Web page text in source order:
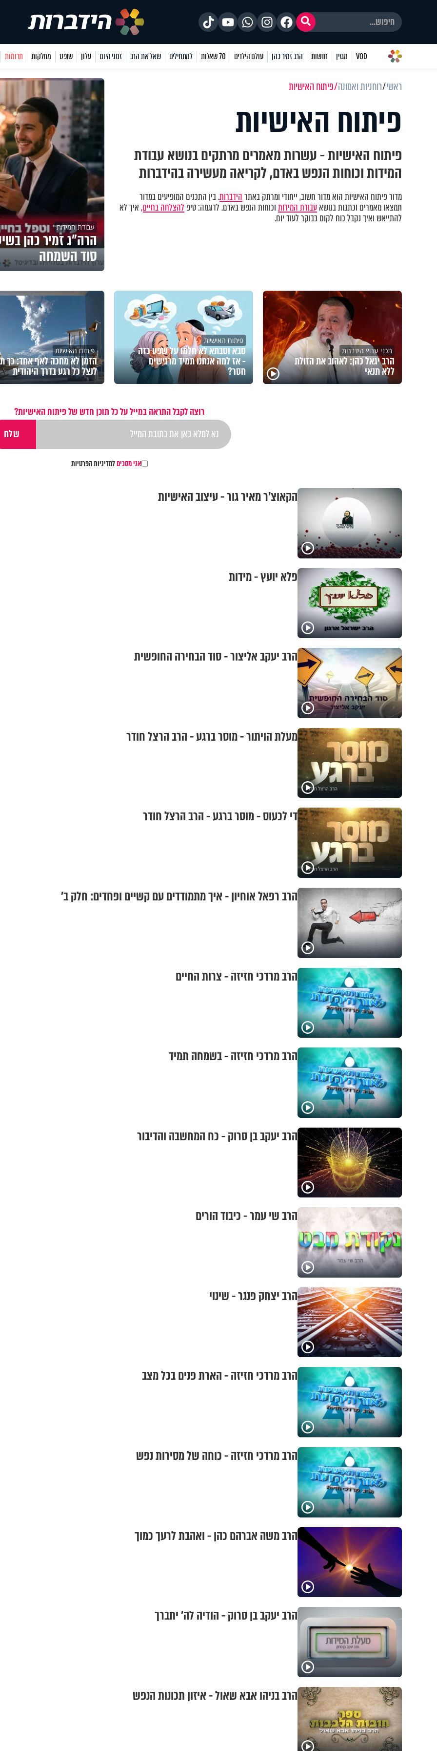
VOD מגזין חדשות הרב זמיר כהן עולם הילדים 70 שאלות למתחילים שאל את הרב זמני היום עלון שופס מחלקות תרומות
ראשי רוחניות ואמונה פיתוח האישיות
פיתוח האישיות
פיתוח האישיות - עשרות מאמרים מרתקים בנושא עבודת
המידות וכוחות הנפש באדם, לקריאה מעשירה בהידברות
מדור פיתוח האישיות הוא מדור חשוב, ייחודי ומרתק באתרהידברות. בין התכנים המופיעים במדור
תמצאו מאמרים וכתבות בנושאעבודת המידותוכוחות הנפש באדם. לדוגמה: טיפ להצלחה בחיים,איך לא
להתייאש ואיך נקבל כוח לקום בבוקר לעוד יום.
עבודת המידות
הרה"ג זמיר כהן
סוד השמחה
תכני ערוץ הידברות
הרב יגאל כהן: לאהוב את הזולת
ללא תנאי
פיתוח האישיות
סבא וסבתא לא חלמו על שפע כזה
- אז למה אנחנו תמיד מרגישים
חסר?
פיתוח האישיות
הזמן לא מחכה לאף אחד: כך
לנצל כל רגע בדרך היהודית
רוצה לקבל התראה במייל על כל תוכן חדש של פיתוח האישיות?
אני מסכיםלמדיניות הפרטיות
הקאוצ'ר מאיר גור - עיצוב האישיות
פלא יועץ - מידות
הרב יעקב אליצור - סוד הבחירה החופשית
מעלת הויתור - מוסר ברגע - הרב הרצל חודר
די לכעוס - מוסר ברגע - הרב הרצל חודר
הרב רפאל אוחיון - איך מתמודדים עם קשיים ופחדים: חלק ב'
הרב מרדכי חזיזה - צרות החיים
הרב מרדכי חזיזה - בשמחה תמיד
הרב יעקב בן סרוק - כח המחשבה והדיבור
הרב שי עמר - כיבוד הורים
הרב יצחק פנגר - שינוי
הרב מרדכי חזיזה - הארת פנים בכל מצב
הרב מרדכי חזיזה - כוחה של מסירות נפש
הרב משה אברהם כהן - ואהבת לרעך כמוך
הרב יעקב בן סרוק - הודיה לה’ יתברך
הרב בניהו אבא שאול - איזון תכונות הנפש